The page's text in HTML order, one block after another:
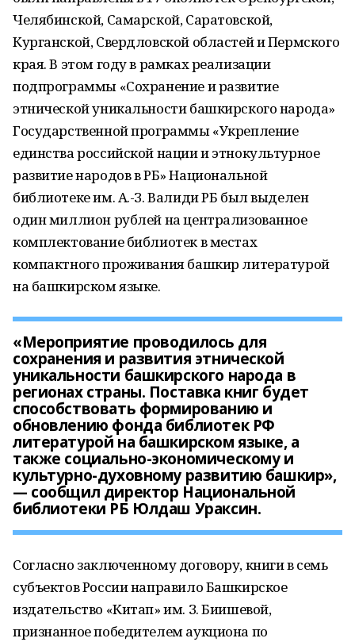
Челябинской, Самарской, Саратовской,
Курганской, Свердловской областей и Пермского
края. В этом году в рамках реализации
подпрограммы «Сохранение и развитие
этнической уникальности башкирского народа»
Государственной программы «Укрепление
единства российской нации и этнокультурное
развитие народов в РБ» Национальной
библиотеке им. А.-З. Валиди РБ был выделен
один миллион рублей на централизованное
комплектование библиотек в местах
компактного проживания башкир литературой
на башкирском языке.
«Мероприятие проводилось для
сохранения и развития этнической
уникальности башкирского народа в
регионах страны. Поставка книг будет
способствовать формированию и
обновлению фонда библиотек РФ
литературой на башкирском языке, а
также социально-экономическому и
культурно-духовному развитию башкир»,
— сообщил директор Национальной
библиотеки РБ Юлдаш Ураксин.
Согласно заключенному договору, книги в семь
субъектов России направило Башкирское
издательство «Китап» им. З. Биишевой,
признанное победителем аукциона по